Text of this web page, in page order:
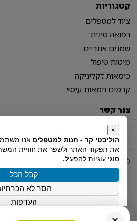
קטגוריות
ציוד למטפלים
רפואה סינית
שמנים אתריים
מיטות טיפול
כיסאות לקליניקה
קרמים חמאות עיסוי
צור קשר
© 2026 Holistiy
×
הוליסטי קר - חנות למטפלים אנו
את תפקוד האתר ולשפר את חוויית
סוגי עוגיות להפעיל.
קבל הכל
הסר לא
העדפות